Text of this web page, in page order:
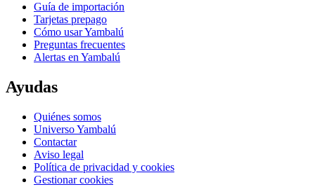
Guía de importación
Tarjetas prepago
Cómo usar Yambalú
Preguntas frecuentes
Alertas en Yambalú
Ayudas
Quiénes somos
Universo Yambalú
Contactar
Aviso legal
Política de privacidad y cookies
Gestionar cookies